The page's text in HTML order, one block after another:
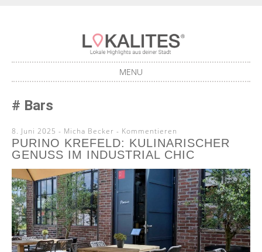
LOKALITES
Lokale Highlights aus deiner Stadt
MENU
TO Bars
8. Juni 2025 - Micha Becker Kommentieren
PURINO KREFELD: KULINARISCHER
GENUSS IM INDUSTRIAL CHIC